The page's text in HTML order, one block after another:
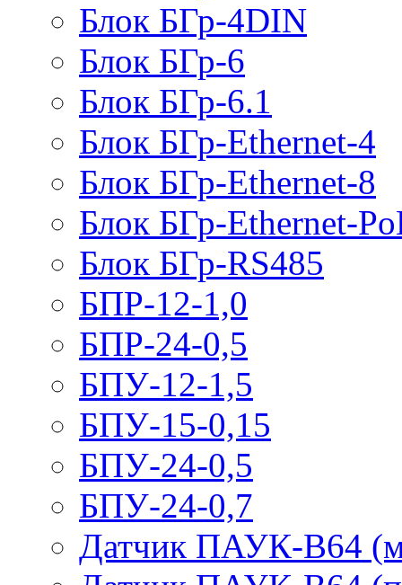
Блок БГр-4DIN
Блок БГр-6
Блок БГр-6.1
Блок БГр-Ethernet-4
Блок БГр-Ethernet-8
Блок БГр-Ethernet-
Блок БГр-RS485
БПР-12-1,0
БПР-24-0,5
БПУ-12-1,5
БПУ-15-0,15
БПУ-24-0,5
БПУ-24-0,7
Датчик ПАУК-В64